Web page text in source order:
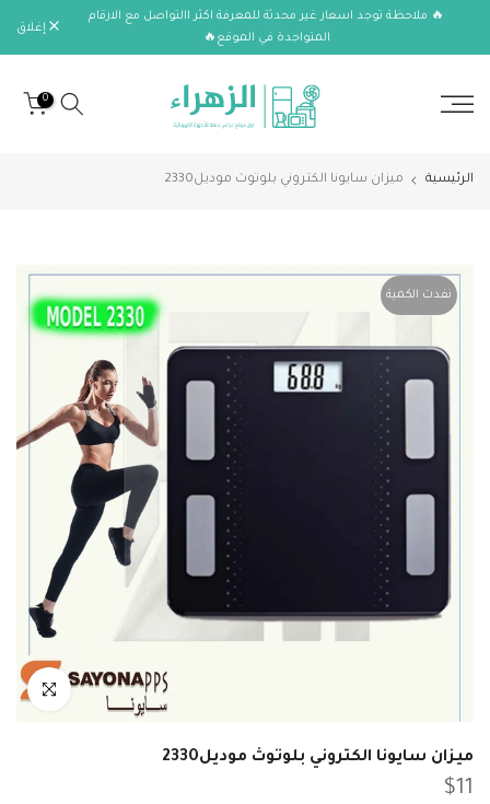
الانتقال🔥 ملاحظة توجد اسعار غير محدثة للمعرفة اكثر االتواصل مع الارقام
المتواجدة في الموقع🔥
إغلاق
0
الرئيسية ميزان سايونا الكتروني بلوتوث موديل2330
نفدت الكمية
انقر للتكبير
ميزان سايونا الكتروني بلوتوث موديل2330
$11